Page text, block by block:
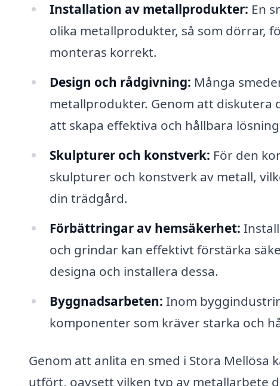
Installation av metallprodukter: En
olika metallprodukter, så som dörrar,
monteras korrekt.
Design och rådgivning: Många
metallprodukter. Genom att diskutera
att skapa effektiva och hållbara
Skulpturer och konstverk: För den
skulpturer och konstverk av metall,
din trädgård.
Förbättringar av hemsäkerhet:
och grindar kan effektivt förstärka
designa och installera dessa.
Byggnadsarbeten: Inom
komponenter som kräver starka och
Genom att anlita en smed i Stora
utfört, oavsett vilken typ av metallarbete